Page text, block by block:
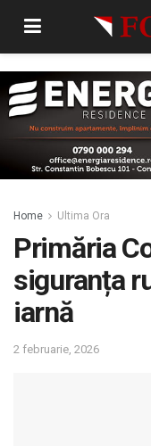
Home Ultima Ora
Primăria
siguranța
iarnă
2 februarie, 2026